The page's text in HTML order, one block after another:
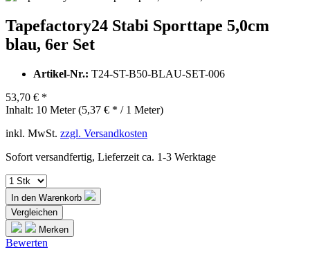
Tapefactory24 Stabi Sporttape 5,0cm
blau, 6er Set
Artikel-Nr.: T24-ST-B50-BLAU-SET-006
53,70 € *
Inhalt: 10 Meter (5,37 € * / 1 Meter)
inkl. MwSt. zzgl. Versandkosten
Sofort versandfertig, Lieferzeit ca. 1-3 Werktage
In den Warenkorb
Vergleichen
Merken
Bewerten